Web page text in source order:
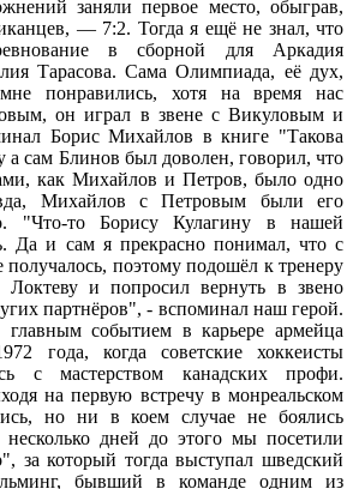
заняли первое место, обыграв,
— 7:2. Тогда я ещё не знал, что
в сборной для Аркадия
Тарасова. Сама Олимпиада, её дух,
мне понравились, хотя на время нас
он играл в звене с Викуловым и
Борис Михайлов в книге "Такова
а сам Блинов был доволен, говорил, что
как Михайлов и Петров, было одно
Михайлов с Петровым были его
"Что-то Борису Кулагину в нашей
Да и сам я прекрасно понимал, что с
поэтому подошёл к тренеру
и попросил вернуть в звено
партнёров", - вспоминал наш герой.
событием в карьере армейца
года, когда советские хоккеисты
с мастерством канадских профи.
на первую встречу в монреальском
но ни в коем случае не боялись
дней до этого мы посетили
за который тогда выступал шведский
бывший в команде одним из